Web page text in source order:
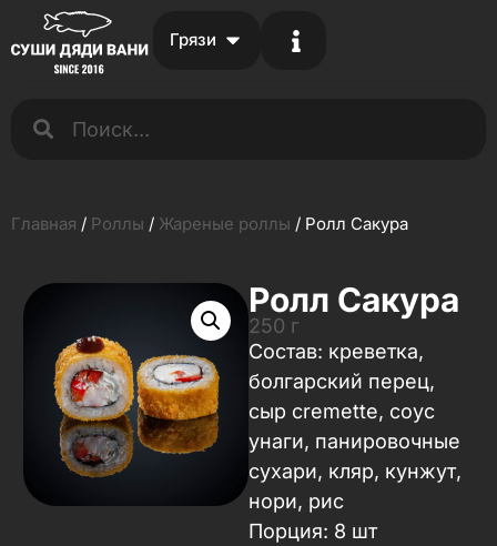
Грязи
Главная / Роллы / Жареные роллы / Ролл Сакура
Ролл Сакура
250 г
Состав: креветка,
болгарский перец,
сыр cremette, соус
унаги, панировочные
сухари, кляр, кунжут,
нори, рис
Порция: 8 шт